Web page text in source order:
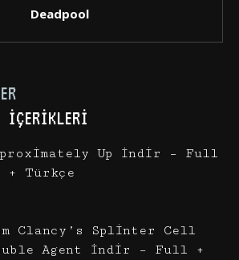
Deadpool
İÇERIKLERI
Up İndir – Full
+ Türkçe
Clancy’s Splinter Cell
Agent İndir – Full +